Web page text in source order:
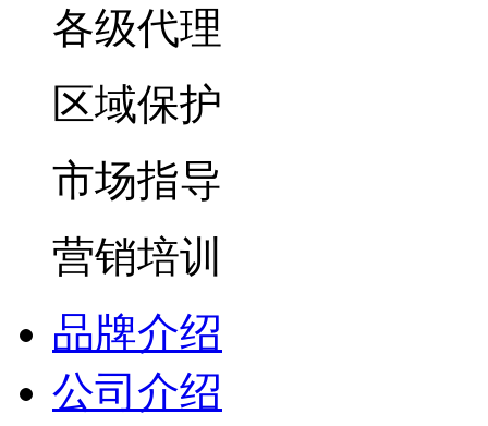
各级代理
区域保护
市场指导
营销培训
品牌介绍
公司介绍